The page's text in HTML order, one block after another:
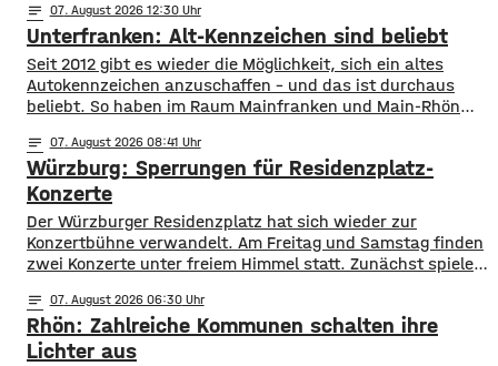
abrupt bremsen, weil ein silberner Toyota plötzlich die
Fahrspur wechselte und vor den Bus fuhr. Ein 72-jähriger
Fahrgast stürzte dabei und wurde leicht verletzt und kam
notes 07. August 2026 12:30
Unterfranken: Alt-Kennzeichen sind beliebt
Seit 2012 gibt es wieder die Möglichkeit, sich ein altes
Autokennzeichen anzuschaffen – und das ist durchaus
beliebt. So haben im Raum Mainfranken und Main-Rhön
sind es mit rund 11.900 mit dem Kennzeichen OCH für den
Altlandkreis Ochsenfurt. Dahinter kommen EBN für Ebern
mit fast 8.800 und
notes 07. August 2026 08:41
Würzburg: Sperrungen für Residenzplatz-
Konzerte
Der Würzburger Residenzplatz hat sich wieder zur
Konzertbühne verwandelt. Am Freitag und Samstag finden
zwei Konzerte unter freiem Himmel statt. Zunächst spielen
Samstag ist dann das Konzert des Duos Fast Boy. Das
Konzert von Roy Bianco und den Abbrunzati Boys ist
ausverkauft, rund 16.000 Menschen werden
notes 07. August 2026 06:30
Rhön: Zahlreiche Kommunen schalten ihre
Lichter aus